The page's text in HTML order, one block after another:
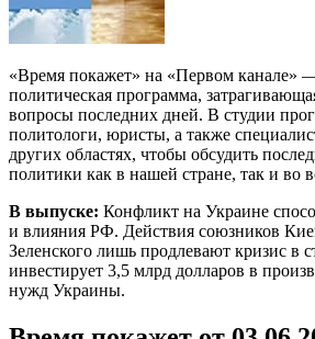
«Время покажет» на «Первом канале»
политическая программа,
вопросы последних дней. В студии
политологи, юристы, а также
других областях, чтобы обсудить
политики как в нашей стране, так и во
В выпуске: Конфликт на Украине
и влияния РФ. Действия союзников
Зеленского лишь продлевают кризис в
инвестирует 3,5 млрд долларов в
нужд Украины.